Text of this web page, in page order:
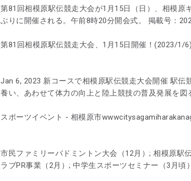
第81回相模原駅伝競走大会が1月15日（日）、相模原
ぶりに開催される。午前8時20分開会式。 掲載号：
第81回相模原駅伝競走大会、1月15日開催！(2023/1/
Jan 6, 2023 新コースで相模原駅伝競走大会開催 駅伝
養い、あわせて体力の向上と陸上競技の普及発展を図
スポーツイベント - 相模原市
市民ファミリーバドミントン大会（12月）; 相模原駅
ラブPR事業（2月）; 中学生スポーツセミナー（3月頃）